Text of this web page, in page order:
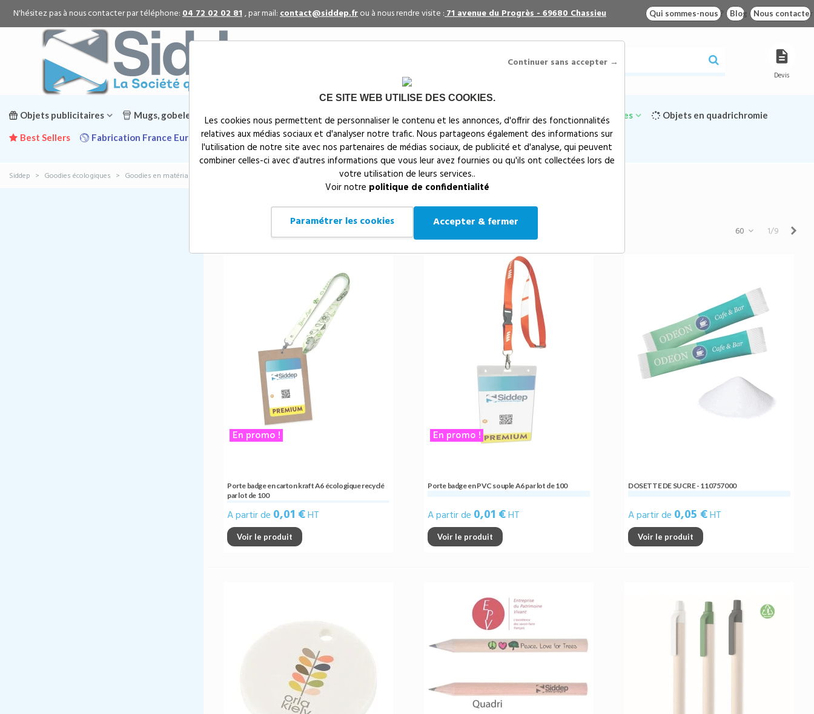
Continuer sans accepter →
CE SITE WEB UTILISE DES COOKIES.
Les cookies nous permettent de personnaliser le contenu et les annonces, d'offrir des fonctionnalités
relatives aux médias sociaux et d'analyser notre trafic. Nous partageons également des informations sur
l'utilisation de notre site avec nos partenaires de médias sociaux, de publicité et d'analyse, qui peuvent
combiner celles-ci avec d'autres informations que vous leur avez fournies ou qu'ils ont collectées lors de
votre utilisation de leurs services..
Voir notre politique de confidentialité
Paramétrer les cookies Accepter & fermer
N'hésitez pas à nous contacter par téléphone:04 72 02 02 81, par mail:contact@siddep.frou à nous rendre visite :71 avenue du Progrès - 69680 Chassieu Qui sommes-nous ? Blog Nous contacter
Devis
Objets publicitaires Mugs, gobelets & gourdes publicitaires Par événement Textiles publicitaires Goodies écologiques Objets en quadrichromie
Best Sellers Fabrication France Europe Promotions
Siddep > Goodies écologiques > Goodies en matériaux recyclés(2)
Goodies en matériaux recyclés
60 1/9
En promo !
Porte badge en carton kraft A6 écologique recyclé
par lot de 100
A partir de 0,01 €HT
Voir le produit
En promo !
Porte badge en PVC souple A6 par lot de 100
A partir de 0,01 €HT
Voir le produit
DOSETTE DE SUCRE - 110757000
A partir de 0,05 €HT
Voir le produit